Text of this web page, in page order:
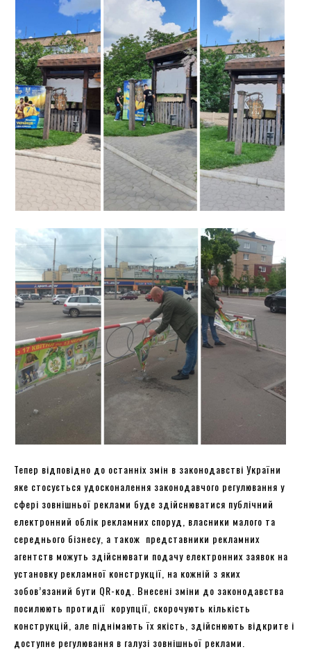
Тепер відповідно до останніх змін в законодавстві України
яке стосується удосконалення законодавчого регулювання у
сфері зовнішньої реклами буде здійснюватися публічний
електронний облік рекламних споруд, власники малого та
середнього бізнесу, а також представники рекламних
агентств можуть здійснювати подачу електронних заявок на
установку рекламної конструкції, на кожній з яких
зобов’язаний бути QR-код. Внесені зміни до законодавства
посилюють протидії корупції, скорочують кількість
конструкцій, але піднімають їх якість, здійснюють відкрите і
доступне регулювання в галузі зовнішньої реклами.